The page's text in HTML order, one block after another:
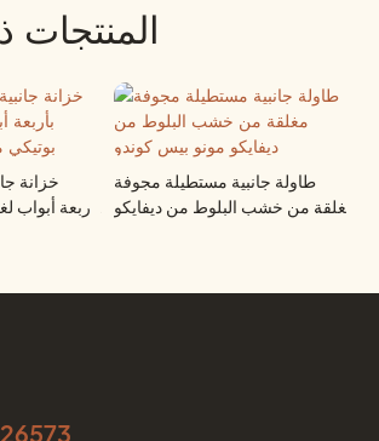
المنتجات
خزانة
بأربعة
طاولة جانبية مستطيلة مجوفة
مغلقة من خشب البلوط من ديفايكو